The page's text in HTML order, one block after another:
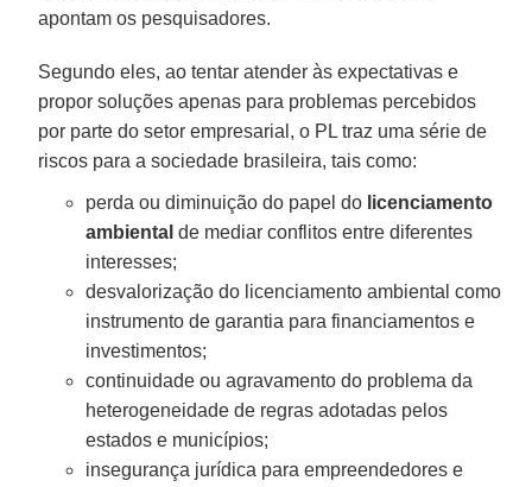
apontam os pesquisadores.
Segundo eles, ao tentar atender às expectativas e
propor soluções apenas para problemas percebidos
por parte do setor empresarial, o PL traz uma série de
riscos para a sociedade brasileira, tais como:
perda ou diminuição do papel do licenciamento
ambiental de mediar conflitos entre diferentes
interesses;
desvalorização do licenciamento ambiental como
instrumento de garantia para financiamentos e
investimentos;
continuidade ou agravamento do problema da
heterogeneidade de regras adotadas pelos
estados e municípios;
insegurança jurídica para empreendedores e